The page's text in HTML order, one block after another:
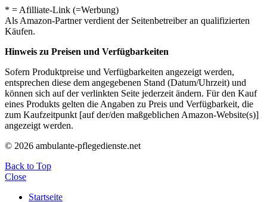
* = Afilliate-Link (=Werbung)
Als Amazon-Partner verdient der Seitenbetreiber an qualifizierten
Käufen.
Hinweis zu Preisen und Verfügbarkeiten
Sofern Produktpreise und Verfügbarkeiten angezeigt werden,
entsprechen diese dem angegebenen Stand (Datum/Uhrzeit) und
können sich auf der verlinkten Seite jederzeit ändern. Für den Kauf
eines Produkts gelten die Angaben zu Preis und Verfügbarkeit, die
zum Kaufzeitpunkt [auf der/den maßgeblichen Amazon-Website(s)]
angezeigt werden.
© 2026 ambulante-pflegedienste.net
Back to Top
Close
Startseite